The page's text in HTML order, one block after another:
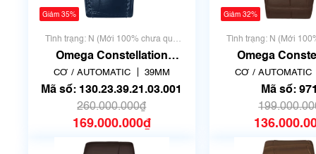
Giảm 35%
Tình trạng: N (Mới 100% chưa qua
sử dụng)
Omega Constellatio n
Globemaste r 39 mm ref.
130.23.39.21.03.001 | New
CƠ / AUTOMATIC 39MM
Mã số: 130.23.39.21.03.001
260.000.000₫
169.000.000₫
Giảm 32%
Tình trạng: N (Mới
sử dụng)
Omega
9712
CƠ / AUTOMATIC
Mã số: